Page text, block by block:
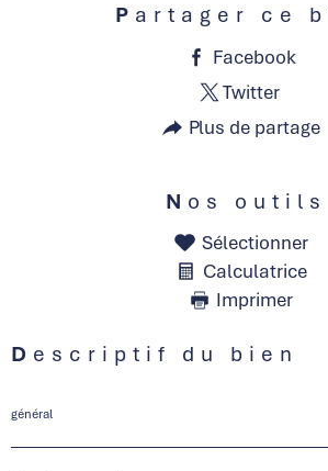
Partager ce
Facebook
Twitter
Plus de partage
Nos outils
Sélectionner
Calculatrice
Imprimer
Descriptif du bien
général